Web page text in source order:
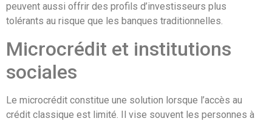
peuvent aussi offrir des profils d’investisseurs plus
tolérants au risque que les banques traditionnelles.
Microcrédit et institutions
sociales
Le microcrédit constitue une solution lorsque l’accès au
crédit classique est limité. Il vise souvent les personnes à